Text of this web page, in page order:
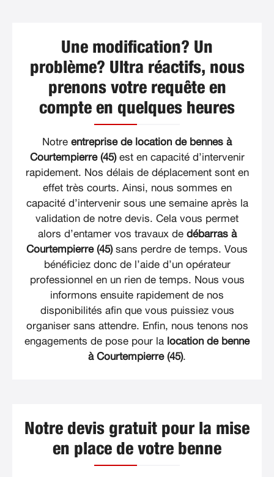
Une modification? Un
problème? Ultra réactifs, nous
prenons votre requête en
compte en quelques heures
Notre entreprise de location de bennes à
Courtempierre (45)est en capacité d’intervenir
rapidement. Nos délais de déplacement sont en
effet très courts. Ainsi, nous sommes en
capacité d’intervenir sous une semaine après la
validation de notre devis. Cela vous permet
alors d’entamer vos travaux de débarras à
Courtempierre (45)sans perdre de temps. Vous
bénéficiez donc de l’aide d’un opérateur
professionnel en un rien de temps. Nous vous
informons ensuite rapidement de nos
disponibilités afin que vous puissiez vous
organiser sans attendre. Enfin, nous tenons nos
engagements de pose pour la location de benne
à Courtempierre (45).
Notre devis gratuit pour la mise
en place de votre benne